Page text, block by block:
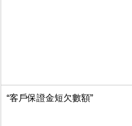
“客戶保證金短欠數額”